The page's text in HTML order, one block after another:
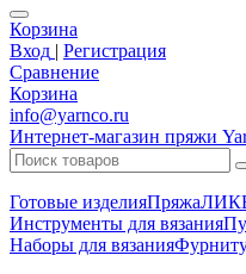
Корзина
Вход | Регистрация
Сравнение
Корзина
info@yarnco.ru
Интернет-магазин пряжи
Готовые изделияПряжа
Инструменты для вязания
Наборы для вязания